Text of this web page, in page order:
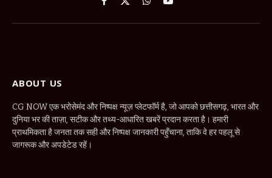
Facebook
X
WhatsApp
YouTube
ABOUT US
CG NOW एक भरोसेमंद और निष्पक्ष न्यूज़ प्लेटफॉर्म है, जो आपको छत्तीसगढ़, भारत और
दुनिया भर की ताज़ा, सटीक और तथ्य-आधारित खबरें प्रदान करता है। हमारी
प्राथमिकता है जनता तक सही और निष्पक्ष जानकारी पहुँचाना, ताकि वे हर पहलू से
जागरूक और अपडेटेड रहें।